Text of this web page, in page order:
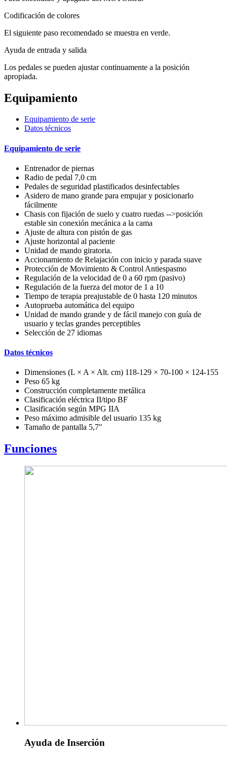
Codificación de colores
El siguiente paso recomendado se muestra en verde.
Ayuda de entrada y salida
Los pedales se pueden ajustar continuamente a la posición
apropiada.
Equipamiento
Equipamiento de serie
Datos técnicos
Equipamiento de serie
Entrenador de piernas
Radio de pedal 7,0 cm
Pedales de seguridad plastificados desinfectables
Asidero de mano grande para empujar y posicionarlo
fácilmente
Chasis con fijación de suelo y cuatro ruedas -->posición
estable sin conexión mecánica a la cama
Ajuste de altura con pistón de gas
Ajuste horizontal al paciente
Unidad de mando giratoria.
Accionamiento de Relajación con inicio y parada suave
Protección de Movimiento & Control Antiespasmo
Regulación de la velocidad de 0 a 60 rpm (pasivo)
Regulación de la fuerza del motor de 1 a 10
Tiempo de terapia preajustable de 0 hasta 120 minutos
Autoprueba automática del equipo
Unidad de mando grande y de fácil manejo con guía de
usuario y teclas grandes perceptibles
Selección de 27 idiomas
Datos técnicos
Dimensiones (L × A × Alt. cm) 118-129 × 70-100 × 124-155
Peso 65 kg
Construcción completamente metálica
Clasificación eléctrica II/tipo BF
Clasificación según MPG IIA
Peso máximo admisible del usuario 135 kg
Tamaño de pantalla 5,7"
Funciones
Ayuda de Inserción